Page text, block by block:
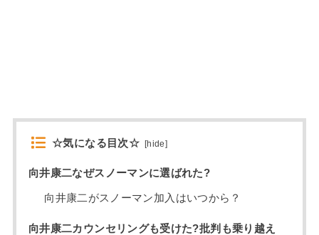
☆気になる目次☆ [hide]
向井康二なぜスノーマンに選ばれた?
向井康二がスノーマン加入はいつから？
向井康二カウンセリングも受けた?批判も乗り越え